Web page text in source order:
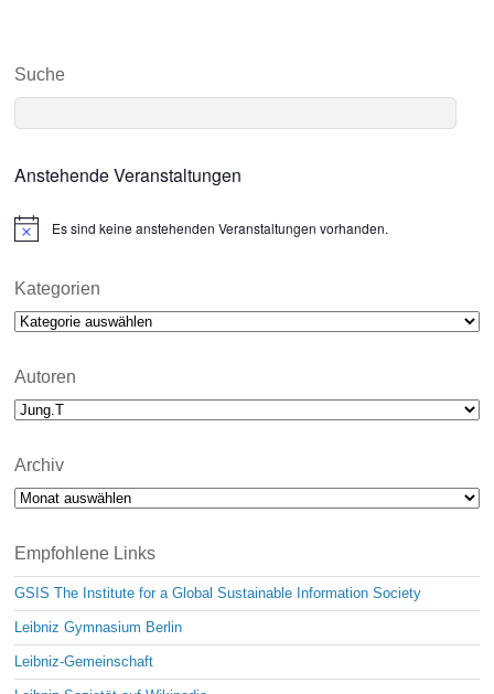
Suche
Anstehende Veranstaltungen
N
i
e
Es sind keine anstehenden Veranstaltungen vorhanden.
Kategorien
Kategorien
Autoren
Archiv
Archiv
Empfohlene Links
GSIS The Institute for a Global Sustainable Information Society
Leibniz Gymnasium Berlin
Leibniz-Gemeinschaft